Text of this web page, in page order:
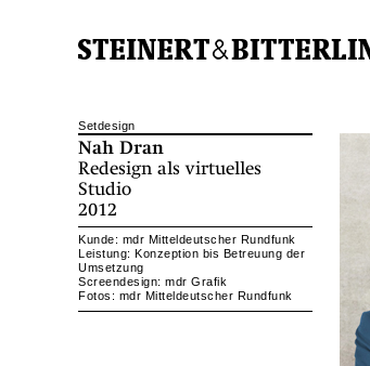
Setdesign
Nah Dran
Redesign als virtuelles
Studio
2012
Kunde: mdr Mitteldeutscher Rundfunk
Leistung: Konzeption bis Betreuung der
Umsetzung
Screendesign: mdr Grafik
Fotos: mdr Mitteldeutscher Rundfunk